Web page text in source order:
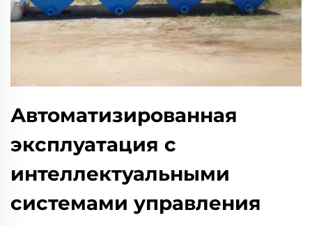
Автоматизированная
эксплуатация с
интеллектуальными
системами управления